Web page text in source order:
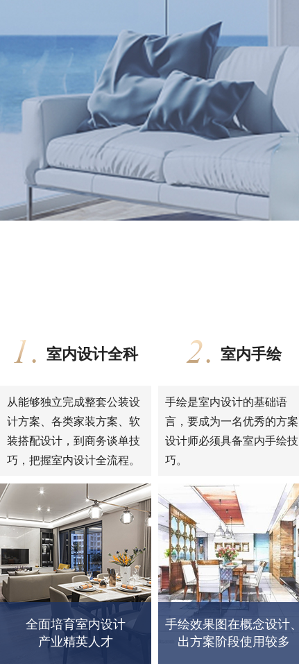
室内设计全科
从能够独立完成整套公装设
计方案、各类家装方案、软
装搭配设计，到商务谈单技
巧，把握室内设计全流程。
全面培育室内设计
产业精英人才
室内手绘
手绘是室内设计的基础语
言，要成为一名优秀的方案
设计师必须具备室内手绘技
巧。
手绘效果图在概念设计、
出方案阶段使用较多